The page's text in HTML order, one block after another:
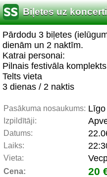
Biļetes uz
Pārdodu 3 biļetes
dienām un 2 naktīm.
Katrai personai:
Pilnais festivāla komplekts
Telts vieta
3 dienas / 2 naktis
Pasākuma nosaukums:
Izpildītāji:
Datums:
Laiks:
Vieta:
Cena: 20